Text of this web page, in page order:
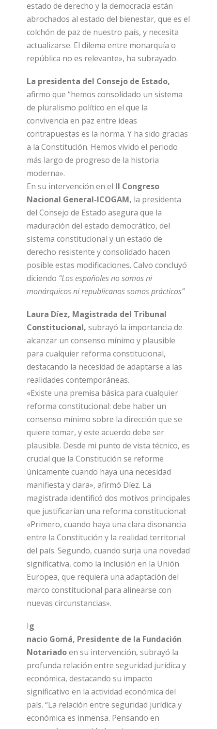
estado de derecho y la democracia están
abrochados al estado del bienestar, que es el
colchón de paz de nuestro país, y necesita
actualizarse. El dilema entre monarquía o
república no es relevante», ha subrayado.
La presidenta del Consejo de Estado,
afirmo que “hemos consolidado un sistema
de pluralismo político en el que la
convivencia en paz entre ideas
contrapuestas es la norma. Y ha sido gracias
a la Constitución. Hemos vivido el periodo
más largo de progreso de la historia
moderna».
En su intervención en el II Congreso
Nacional General-ICOGAM, la presidenta
del Consejo de Estado asegura que la
maduración del estado democrático, del
sistema constitucional y un estado de
derecho resistente y consolidado hacen
posible estas modificaciones. Calvo concluyó
diciendo “Los españoles no somos ni
monárquicos ni republicanos somos prácticos”
Laura Díez, Magistrada del Tribunal
Constitucional, subrayó la importancia de
alcanzar un consenso mínimo y plausible
para cualquier reforma constitucional,
destacando la necesidad de adaptarse a las
realidades contemporáneas.
«Existe una premisa básica para cualquier
reforma constitucional: debe haber un
consenso mínimo sobre la dirección que se
quiere tomar, y este acuerdo debe ser
plausible. Desde mi punto de vista técnico, es
crucial que la Constitución se reforme
únicamente cuando haya una necesidad
manifiesta y clara», afirmó Díez. La
magistrada identificó dos motivos principales
que justificarían una reforma constitucional:
«Primero, cuando haya una clara disonancia
entre la Constitución y la realidad territorial
del país. Segundo, cuando surja una novedad
significativa, como la inclusión en la Unión
Europea, que requiera una adaptación del
marco constitucional para alinearse con
nuevas circunstancias».
Ig
nacio Gomá, Presidente de la Fundación
Notariadoen su intervención, subrayó la
profunda relación entre seguridad jurídica y
económica, destacando su impacto
significativo en la actividad económica del
país. “La relación entre seguridad jurídica y
económica es inmensa. Pensando en